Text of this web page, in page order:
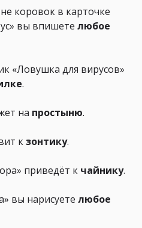
коровок в карточке
вы впишете любое
«Ловушка для вирусов»
.
на простыню.
кзонтику.
приведёт к чайнику.
вы нарисуете любое